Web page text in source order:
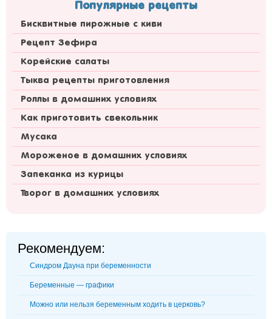
Популярные рецепты
Бисквитные пирожные с киви
Рецепт Зефира
Корейские салаты
Тыква рецепты приготовления
Роллы в домашних условиях
Как приготовить свекольник
Мусака
Мороженое в домашних условиях
Запеканка из курицы
Творог в домашних условиях
Рекомендуем:
Синдром Дауна при беременности
Беременные — графики
Можно или нельзя беременным ходить в церковь?